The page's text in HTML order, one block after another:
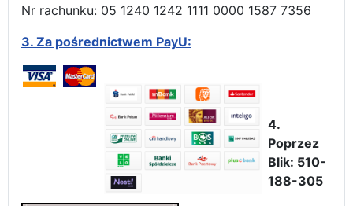
Nr rachunku: 05 1240 1242 1111 0000 1587 7356
3. Za pośrednictwem PayU:
4.
Poprzez
Blik: 510-
188-305